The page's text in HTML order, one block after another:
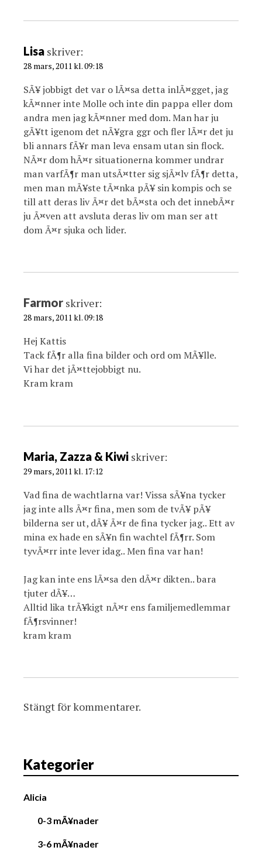
Lisa skriver:
28 mars, 2011 kl. 09:18
SÃ¥ jobbigt det var o lÃ¤sa detta inlÃ¤gget, jag
kÃ¤nner inte Molle och inte din pappa eller dom
andra men jag kÃ¤nner med dom. Man har ju
gÃ¥tt igenom det nÃ¥gra ggr och fler lÃ¤r det ju
bli annars fÃ¥r man leva ensam utan sin flock.
NÃ¤r dom hÃ¤r situationerna kommer undrar
man varfÃ¶r man utsÃ¤tter sig sjÃ¤lv fÃ¶r detta,
men man mÃ¥ste tÃ¤nka pÃ¥ sin kompis och se
till att deras liv Ã¤r det bÃ¤sta och det innebÃ¤r
ju Ã¤ven att avsluta deras liv om man ser att
dom Ã¤r sjuka och lider.
Farmor skriver:
28 mars, 2011 kl. 09:18
Hej Kattis
Tack fÃ¶r alla fina bilder och ord om MÃ¥lle.
Vi har det jÃ¤ttejobbigt nu.
Kram kram
Maria, Zazza & Kiwi skriver:
29 mars, 2011 kl. 17:12
Vad fina de wachtlarna var! Vissa sÃ¥na tycker
jag inte alls Ã¤r fina, men som de tvÃ¥ pÃ¥
bilderna ser ut, dÃ¥ Ã¤r de fina tycker jag.. Ett av
mina ex hade en sÃ¥n fin wachtel fÃ¶rr. Som
tyvÃ¤rr inte lever idag.. Men fina var han!
Jag kan inte ens lÃ¤sa den dÃ¤r dikten.. bara
tjuter dÃ¥…
Alltid lika trÃ¥kigt nÃ¤r ens familjemedlemmar
fÃ¶rsvinner!
kram kram
Stängt för kommentarer.
Kategorier
Alicia
0-3 mÃ¥nader
3-6 mÃ¥nader